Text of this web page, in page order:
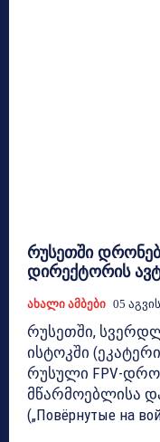
რუსეთში
დირექტორის
Ახალი Ამბები 05
რუსეთში,
ისტოკში
რუსული FPV-
მწარმოებლისა
(„Повёрнутые на